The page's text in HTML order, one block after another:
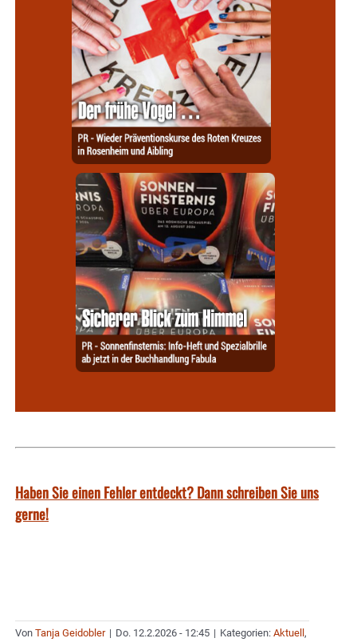
Haben Sie einen Fehler entdeckt? Dann schreiben Sie uns
gerne!
Von Tanja Geidobler | Do. 12.2.2026 - 12:45 | Kategorien: Aktuell ,